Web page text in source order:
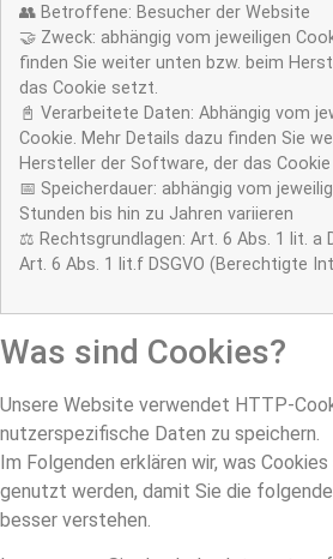
👥 Betroffene: Besucher der Website
🤝 Zweck: abhängig vom jeweiligen
finden Sie weiter unten bzw. beim
das Cookie setzt.
📓 Verarbeitete Daten: Abhängig vom
Cookie. Mehr Details dazu finden Sie
Hersteller der Software, der das
📅 Speicherdauer: abhängig vom
Stunden bis hin zu Jahren variieren
⚖️ Rechtsgrundlagen: Art. 6 Abs. 1 lit. a
Art. 6 Abs. 1 lit.f DSGVO (Berechtigte
Was sind Cookies?
Unsere Website verwendet HTTP-
nutzerspezifische Daten zu speichern.
Im Folgenden erklären wir, was
genutzt werden, damit Sie die
besser verstehen.